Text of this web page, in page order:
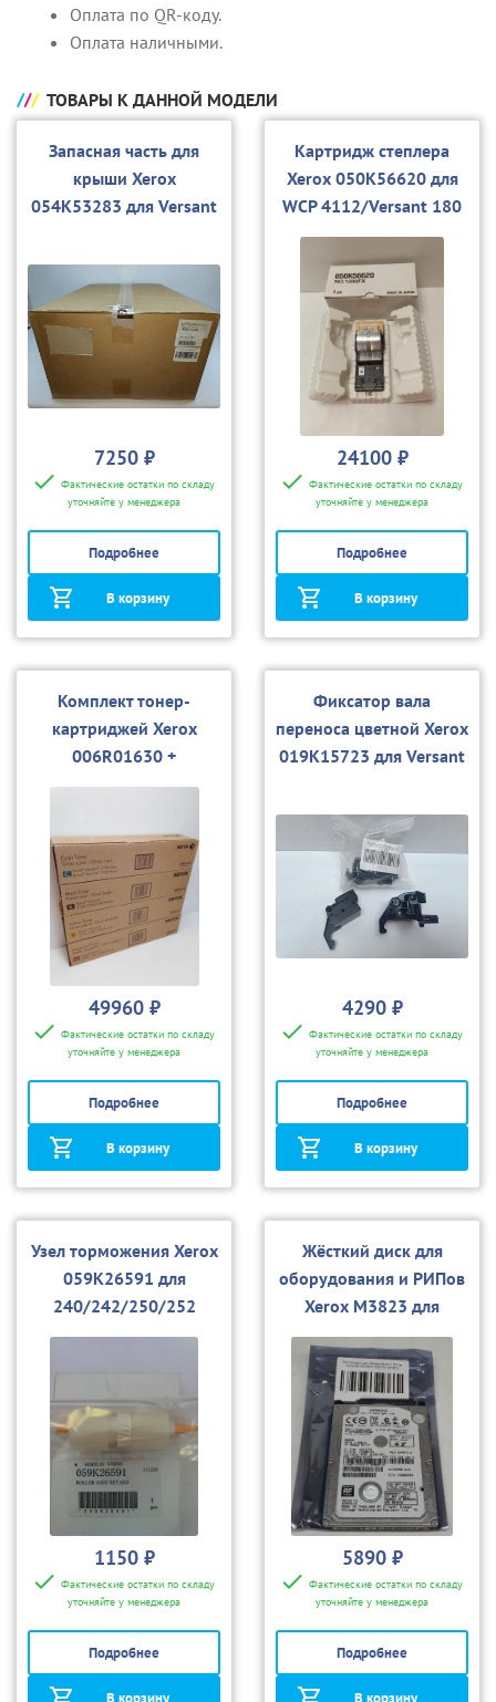
Оплата по QR-коду.
Оплата наличными.
ТОВАРЫ К ДАННОЙ МОДЕЛИ
Запасная часть для
крыши Xerox
054K53283 для Versant
7250 ₽
Фактические остатки по складу
уточняйте у менеджера
Подробнее
В корзину
Картридж степлера
Xerox 050K56620 для
WCP 4112/Versant 180
24100 ₽
Фактические остатки по складу
уточняйте у менеджера
Подробнее
В корзину
Комплект тонер-
картриджей Xerox
006R01630 +
006R01631 +
006R01633 для Versant
2100
49960 ₽
Фактические остатки по складу
уточняйте у менеджера
Подробнее
В корзину
Фиксатор вала
переноса цветной Xerox
019K15723 для Versant
4290 ₽
Фактические остатки по складу
уточняйте у менеджера
Подробнее
В корзину
Узел торможения Xerox
059K26591 для
240/242/250/252
1150 ₽
Фактические остатки по складу
уточняйте у менеджера
Подробнее
В корзину
Жёсткий диск для
оборудования и РИПов
Xerox M3823 для
80/180/280/2100/3100
5890 ₽
Фактические остатки по складу
уточняйте у менеджера
Подробнее
В корзину